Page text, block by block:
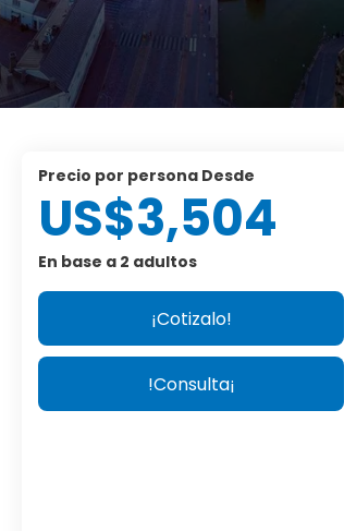
precio por persona Desde
US$3,504
En base a 2 adultos
¡Cotizalo!
!Consulta¡